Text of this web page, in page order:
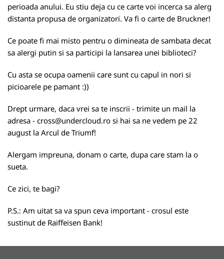
perioada anului. Eu stiu deja cu ce carte voi incerca sa alerg
distanta propusa de organizatori. Va fi o carte de Bruckner!
Ce poate fi mai misto pentru o dimineata de sambata decat
sa alergi putin si sa participi la lansarea unei biblioteci?
Cu asta se ocupa oamenii care sunt cu capul in nori si
picioarele pe pamant :))
Drept urmare, daca vrei sa te inscrii - trimite un mail la
adresa - cross@undercloud.ro si hai sa ne vedem pe 22
august la Arcul de Triumf!
Alergam impreuna, donam o carte, dupa care stam la o
sueta.
Ce zici, te bagi?
P.S.: Am uitat sa va spun ceva important - crosul este
sustinut de Raiffeisen Bank!